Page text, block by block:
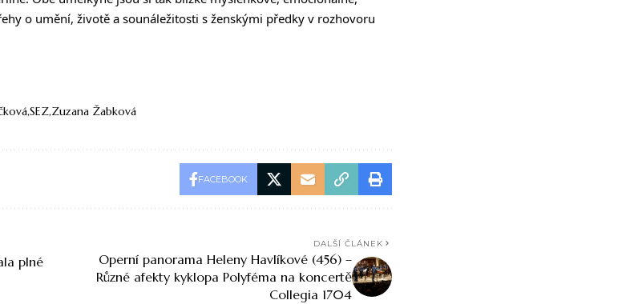
o umění, životě a sounáležitosti s ženskými předky v rozhovoru
SEZ Zuzana Žabková
FACEBOOK
plné
DALŠÍ ČLÁNEK
Operní panorama Heleny Havlíkové (456) –
Různé afekty kyklopa Polyféma na koncertě
Collegia 1704